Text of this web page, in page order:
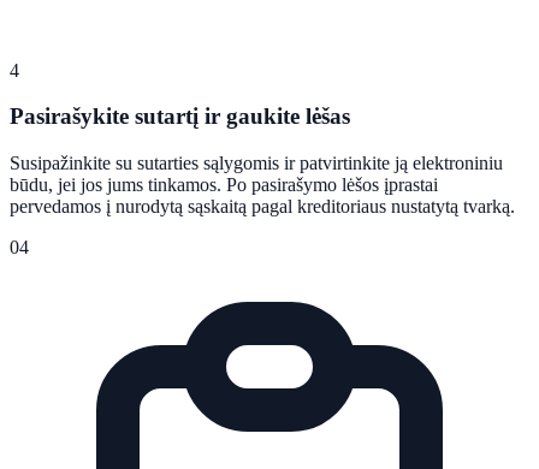
4
Pasirašykite sutartį ir gaukite lėšas
Susipažinkite su sutarties sąlygomis ir patvirtinkite ją elektroniniu
būdu, jei jos jums tinkamos. Po pasirašymo lėšos įprastai
pervedamos į nurodytą sąskaitą pagal kreditoriaus nustatytą tvarką.
04